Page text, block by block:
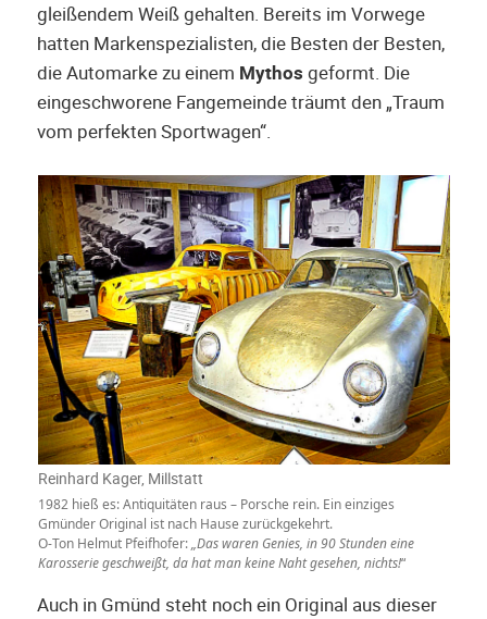
gleißendem Weiß gehalten. Bereits im Vorwege
hatten Markenspezialisten, die Besten der Besten,
die Automarke zu einem Mythos geformt. Die
eingeschworene Fangemeinde träumt den „Traum
vom perfekten Sportwagen“.
Reinhard Kager, Millstatt
1982 hieß es: Antiquitäten raus – Porsche rein. Ein einziges
Gmünder Original ist nach Hause zurückgekehrt.
O-Ton Helmut Pfeifhofer:„Das waren Genies, in 90 Stunden eine
Karosserie geschweißt, da hat man keine Naht gesehen, nichts!“
Auch in Gmünd steht noch ein Original aus dieser